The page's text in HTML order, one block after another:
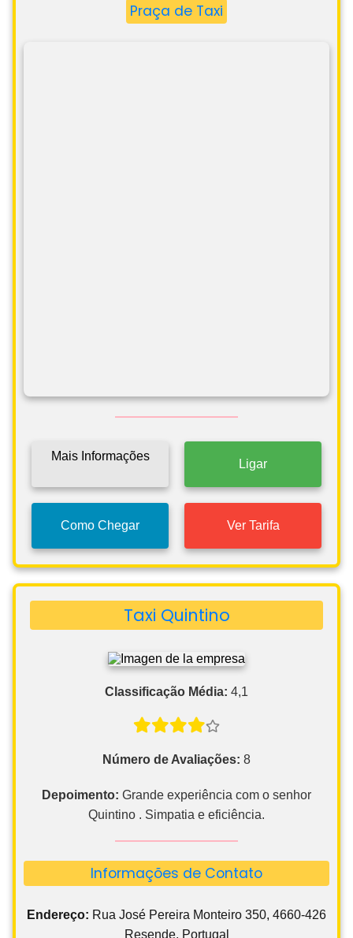
Praça de Taxi
Mais Informações
Ligar
Como Chegar Ver Tarifa
Taxi Quintino
Classificação Média: 4,1
Número de Avaliações: 8
Depoimento: Grande experiência com o senhor
Quintino . Simpatia e eficiência.
Informações de Contato
Endereço: Rua José Pereira Monteiro 350, 4660-426
Resende, Portugal